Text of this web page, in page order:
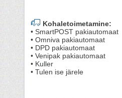
Kohaletoimetamine:
• SmartPOST pakiautomaat
• Omniva pakiautomaat
• DPD pakiautomaat
• Venipak pakiautomaat
• Kuller
• Tulen ise järele